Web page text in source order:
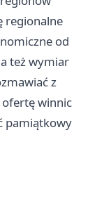
regionalne
od
też wymiar
z
winnic
pamiątkowy